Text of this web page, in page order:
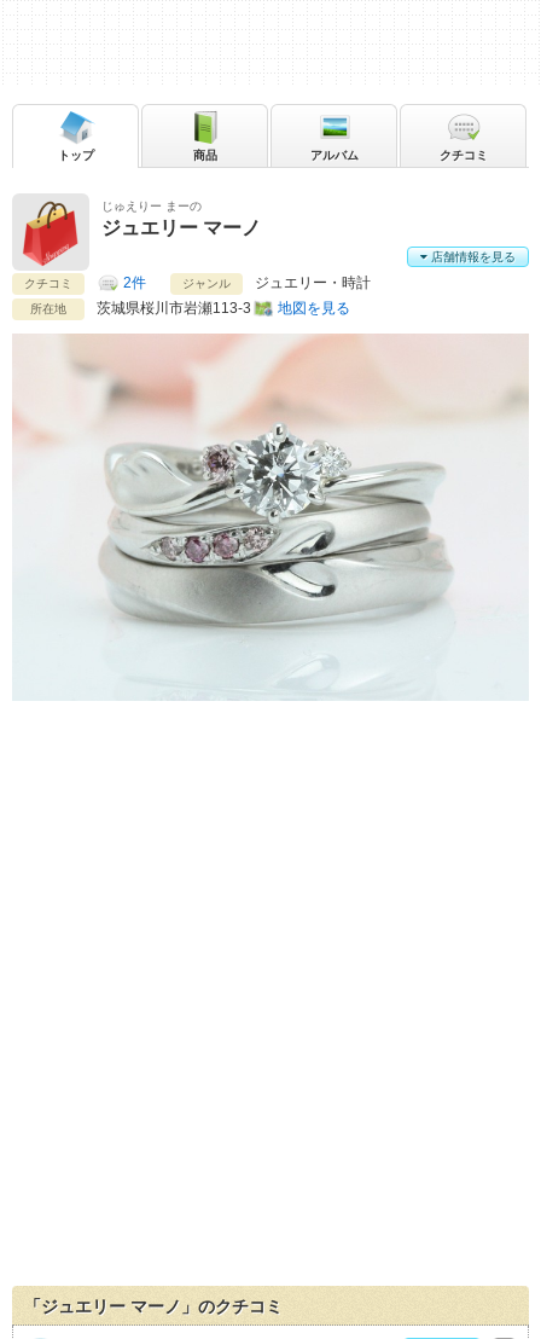
じゅえりー まーの
ジュエリー マーノ
クチコミ 2件 ジャンル ジュエリー・時計
所在地 茨城県桜川市岩瀬113-3 地図を見る
店舗情報を見る
トップ 商品 アルバム クチコミ
「ジュエリー マーノ」のクチコミ